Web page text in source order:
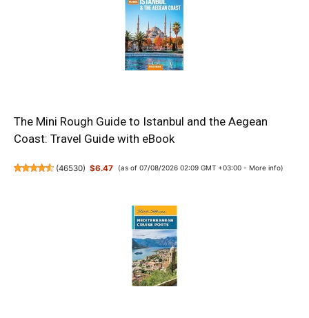
The Mini Rough Guide to Istanbul and the Aegean
Coast: Travel Guide with eBook
(46530) $6.47 (as of 07/08/2026 02:09 GMT +03:00 - More info)